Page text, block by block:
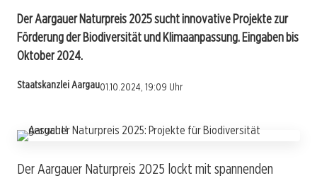
Der Aargauer Naturpreis 2025 sucht innovative Projekte zur
Förderung der Biodiversität und Klimaanpassung. Eingaben bis
Oktober 2024.
Staatskanzlei Aargau01.10.2024, 19:09 Uhr
Der Aargauer Naturpreis 2025 lockt mit spannenden